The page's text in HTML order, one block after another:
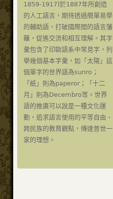
1859-1917)於1887年所創造
的人工語言，期待透過簡單易學
的輔助語，打破國際間的語言藩
籬，促進交流和相互理解。其字
彙包含了印歐語系中常見字，列
舉幾個基本字彙，如「太陽」這
個單字的世界語為sunro；
「紙」則為paperor；「十二
月」則為Decembro等。世界
語的推廣可以說是一種文化運
動，追求語言使用的平等自由、
跨民族的教育觀點，傳達普世一
家的理想。